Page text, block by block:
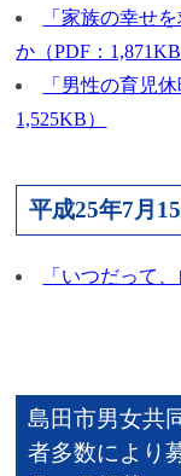
「家族の幸せ
か（PDF：1,871KB
「男性の育児
1,525KB）
平成25年7月
「いつだって
島田市男女共
者多数により